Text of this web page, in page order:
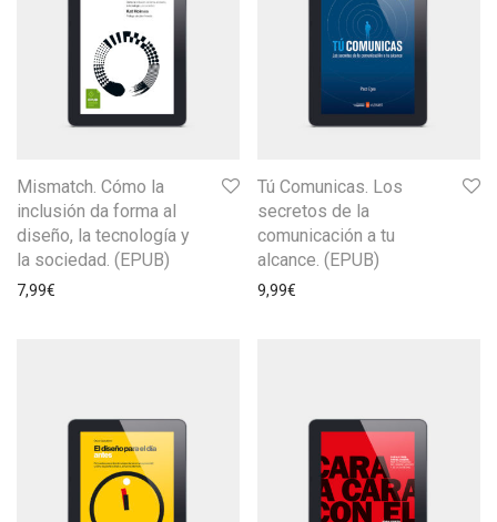
Mismatch. Cómo la
inclusión da forma al
diseño, la tecnología y
la sociedad. (EPUB)
7,99€
Tú Comunicas. Los
secretos de la
comunicación a tu
alcance. (EPUB)
9,99€